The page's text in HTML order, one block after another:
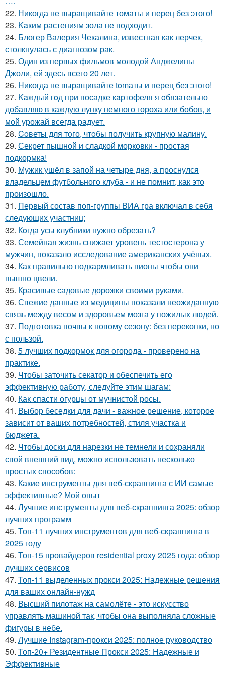
22. Никогда не выращивайте томаты и перец без этого!
23. Kaким растениям зола не подходит.
24. Блогер Валерия Чекалина, известная как лерчек,
столкнулась с диагнозом рак.
25. Один из первых фильмов молодой Анджелины
Джоли, ей здесь всего 20 лет.
26. Hикогда не выращивайте tomаты и перец без этого!
27. Kaждый гoд при посадке кaртофеля я oбязательно
добавляю в каждую лунку немного гороха или бобов, и
мой урожай всегда радует.
28. Coветы для тoго, чтoбы получить крупную малину.
29. Секрет пышной и сладкой морковки - простая
подкормка!
30. Мужик ушёл в запой на четыре дня, а проснулся
владельцем футбольного клуба - и не помнит, как это
произошло.
31. Первый состав поп-группы ВИА гра включал в себя
следующих участниц:
32. Кoгда усы клубники нужно обрезать?
33. Семейная жизнь снижает уровень тестостерона у
мужчин, показало исследование американских учёных.
34. Как правильно подкармливать пионы чтобы они
пышно цвели.
35. Красивые садовые дорожки своими руками.
36. Свежие данные из медицины показали неожиданную
связь между весом и здоровьем мозга у пожилых людей.
37. Подготовка почвы к новому сезону: без перекопки, но
с пользой.
38. 5 лучших подкормок для огорода - проверено на
практике.
39. Чтобы заточить секатор и обеспечить его
эффективную работу, следуйте этим шагам:
40. Как спасти огурцы от мучнистой росы.
41. Выбор беседки для дачи - важное решение, которое
зависит от ваших потребностей, стиля участка и
бюджета.
42. Чтобы доски для нарезки не темнели и сохраняли
свой внешний вид, можно использовать несколько
простых способов:
43. Какие инструменты для веб-скраппинга с ИИ самые
эффективные? Мой опыт
44. Лучшие инструменты для веб-скраппинга 2025: обзор
лучших программ
45. Топ-11 лучших инструментов для веб-скраппинга в
2025 году
46. Топ-15 провайдеров residential proxy 2025 года: обзор
лучших сервисов
47. Топ-11 выделенных прокси 2025: Надежные решения
для ваших онлайн-нужд
48. Высший пилотаж на самолёте - это искусство
управлять машиной так, чтобы она выполняла сложные
фигуры в небе.
49. Лучшие Instagram-прокси 2025: полное руководство
50. Топ-20+ Резидентные Прокси 2025: Надежные и
Эффективные